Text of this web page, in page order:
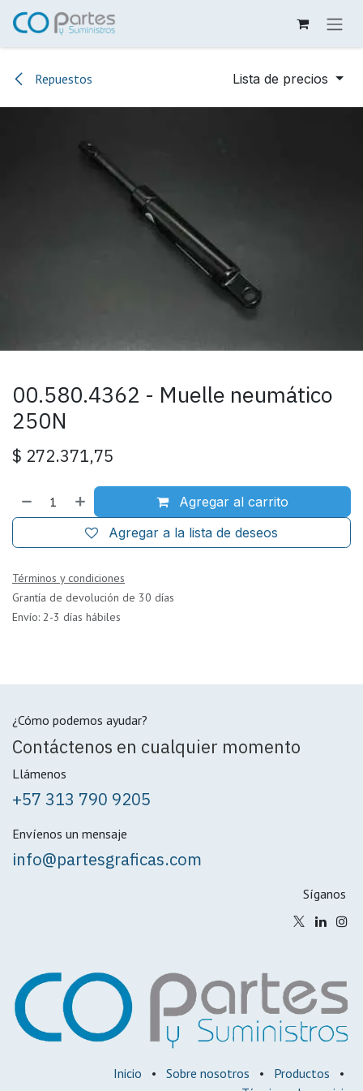
Ir al contenido
Repuestos Lista de precios
00.580.4362 - Muelle neumático
250N
$ 272.371,75
Agregar al carrito
Agregar a la lista de deseos
Términos y condiciones
Grantía de devolución de 30 días
Envío: 2-3 días hábiles
¿Cómo podemos ayudar?
Contáctenos en cualquier momento
Llámenos
+57 313 790 9205
Envíenos un mensaje
info@partesgraficas.com
Síganos
Inicio • Sobre nosotros • Productos
•